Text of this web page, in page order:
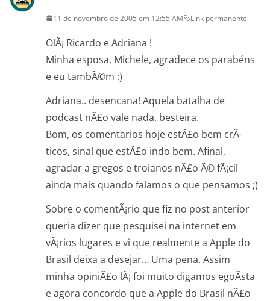
11 de novembro de 2005 em 12:55 AM Link permanente
OlÃ¡ Ricardo e Adriana !
Minha esposa, Michele, agradece os parabéns
e eu tambÃ©m :)
Adriana.. desencana! Aquela batalha de
podcast nÃ£o vale nada. besteira.
Bom, os comentarios hoje estÃ£o bem crÃ­
ticos, sinal que estÃ£o indo bem. Afinal,
agradar a gregos e troianos nÃ£o Ã© fÃ¡cil
ainda mais quando falamos o que pensamos ;)
Sobre o comentÃ¡rio que fiz no post anterior
queria dizer que pesquisei na internet em
vÃ¡rios lugares e vi que realmente a Apple do
Brasil deixa a desejar… Uma pena. Assim
minha opiniÃ£o lÃ¡ foi muito digamos egoÃ­sta
e agora concordo que a Apple do Brasil nÃ£o